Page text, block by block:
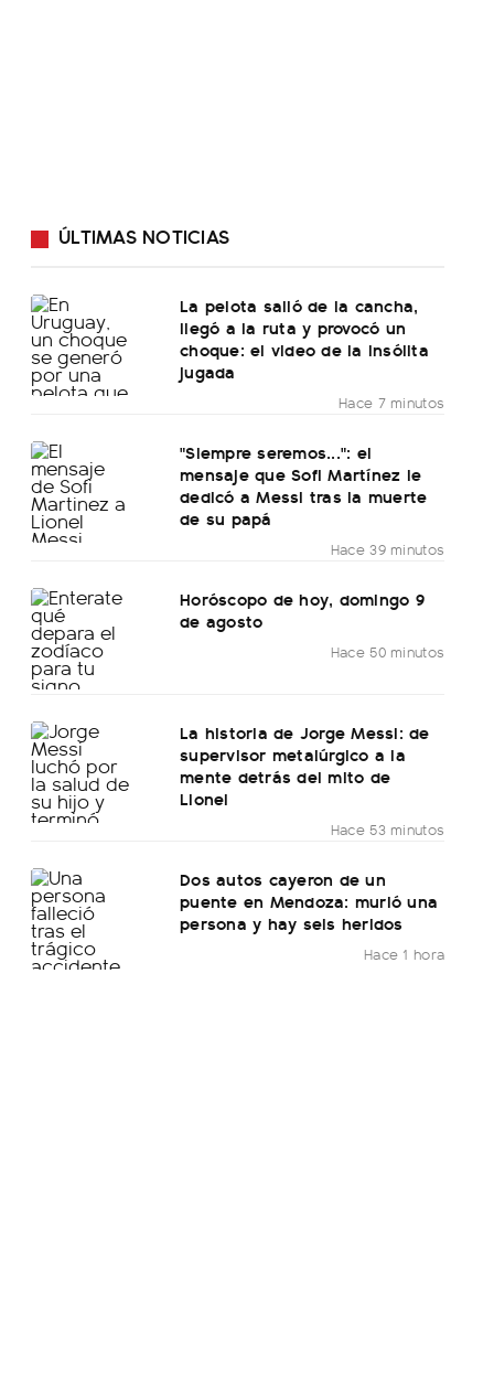
ÚLTIMAS NOTICIAS
La pelota salió de la cancha,
llegó a la ruta y provocó un
choque: el video de la insólita
jugada
Hace 7 minutos
"Siempre seremos...": el
mensaje que Sofi Martínez le
dedicó a Messi tras la muerte
de su papá
Hace 39 minutos
Horóscopo de hoy, domingo 9
de agosto
Hace 50 minutos
La historia de Jorge Messi: de
supervisor metalúrgico a la
mente detrás del mito de
Lionel
Hace 53 minutos
Dos autos cayeron de un
puente en Mendoza: murió una
persona y hay seis heridos
Hace 1 hora